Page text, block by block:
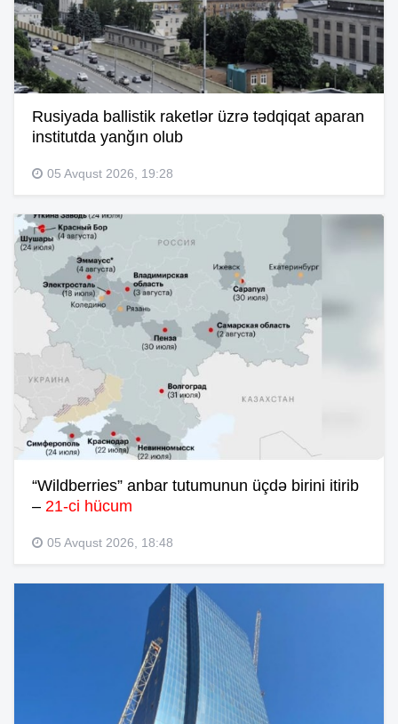
Rusiyada ballistik raketlər üzrə tədqiqat aparan
institutda yanğın olub
05 Avqust 2026, 19:28
“Wildberries” anbar tutumunun üçdə birini itirib
– 21-ci hücum
05 Avqust 2026, 18:48